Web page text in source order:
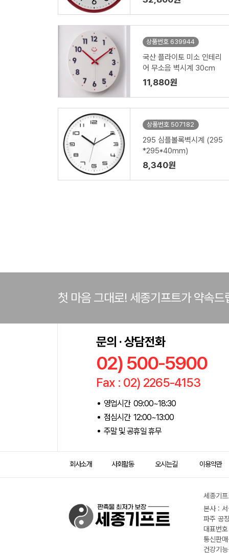
상품번호 639944
국산 플라이토 미소 인테리
어 무소음 벽시계 30cm
11,880원
상품번호 507182
295 심플볼록벽시계 (295
*295*40mm)
8,340원
첫 마음 그대로! 세종기프트가 약속드
문의 · 상담전화
02) 500-5900
Fax : 02) 2265-4153
영업시간 09:00~18:30
점심시간 12:00~13:00
주말 및 공휴일 휴무
회사소개 사회활동 오시는길 이용약관
세종기
본사 :
파주 공
대표번
통신판
건강기